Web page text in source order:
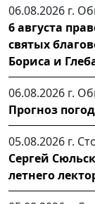
06.08.2026 г.
6 августа
святых
Бориса и
06.08.2026 г.
Прогноз
05.08.2026 г.
Сергей
летнего